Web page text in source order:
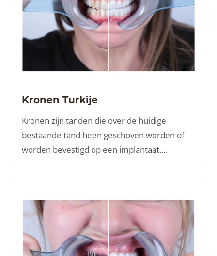
Kronen Turkije
Kronen zijn tanden die over de huidige
bestaande tand heen geschoven worden of
worden bevestigd op een implantaat.
oplossing